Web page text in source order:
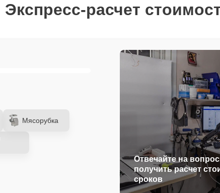
Экспресс-расчет
Мясорубка
Отвечайте на
получить расчет
сроков